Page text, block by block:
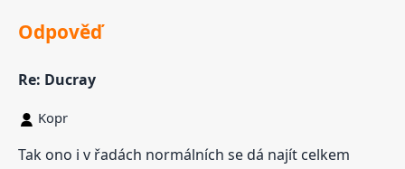
Odpověď
Re: Ducray
Kopr
Tak ono i v řadách normálních se dá najít celkem